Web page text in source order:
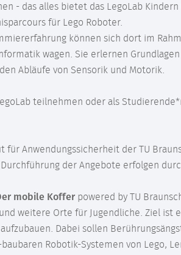
- das alles bietet das LegoLab
für Lego Roboter.
können sich dort im
wagen. Sie erlernen
Abläufe von Sensorik und Motorik.
teilnehmen oder als
für Anwendungssicherheit der TU
der Angebote erfolgen
mobile Koffer powered by TU
weitere Orte für Jugendliche. Ziel
Dabei sollen
Robotik-Systemen von Lego,